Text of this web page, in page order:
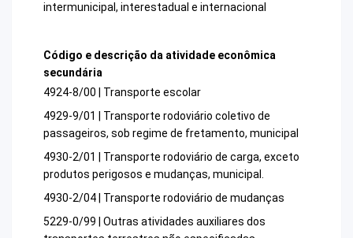
intermunicipal, interestadual e internacional
Código e descrição da atividade econômica
secundária
4924-8/00 | Transporte escolar
4929-9/01 | Transporte rodoviário coletivo de
passageiros, sob regime de fretamento, municipal
4930-2/01 | Transporte rodoviário de carga, exceto
produtos perigosos e mudanças, municipal.
4930-2/04 | Transporte rodoviário de mudanças
5229-0/99 | Outras atividades auxiliares dos